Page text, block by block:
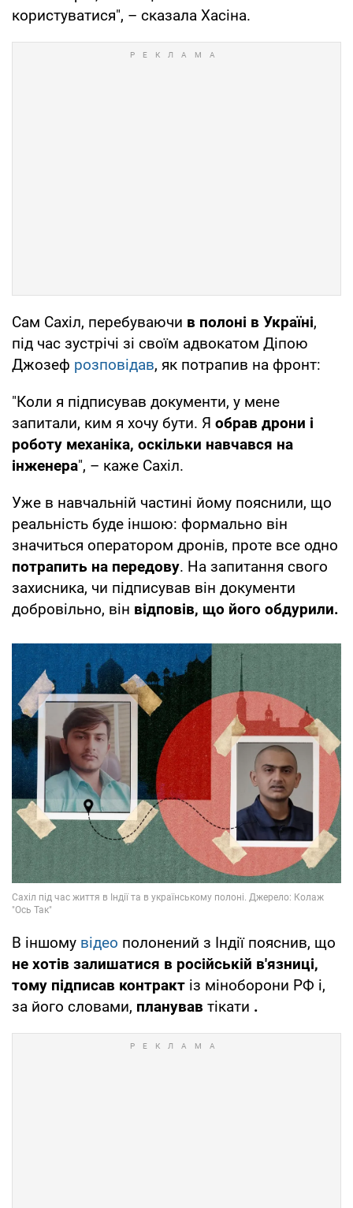
користуватися", – сказала Хасіна.
Сам Сахіл, перебуваючи в полоні в Україні,
під час зустрічі зі своїм адвокатом Діпою
Джозеф розповідав, як потрапив на фронт:
"Коли я підписував документи, у мене
запитали, ким я хочу бути. Я обрав дрони і
роботу механіка, оскільки навчався на
інженера", – каже Сахіл.
Уже в навчальній частині йому пояснили, що
реальність буде іншою: формально він
значиться оператором дронів, проте все одно
потрапить на передову. На запитання свого
захисника, чи підписував він документи
добровільно, він відповів, що його обдурили.
В іншому відео полонений з Індії пояснив, що
не хотів залишатися в російській в'язниці,
тому підписав контракт із міноборони РФ і,
за його словами, планував тікати .